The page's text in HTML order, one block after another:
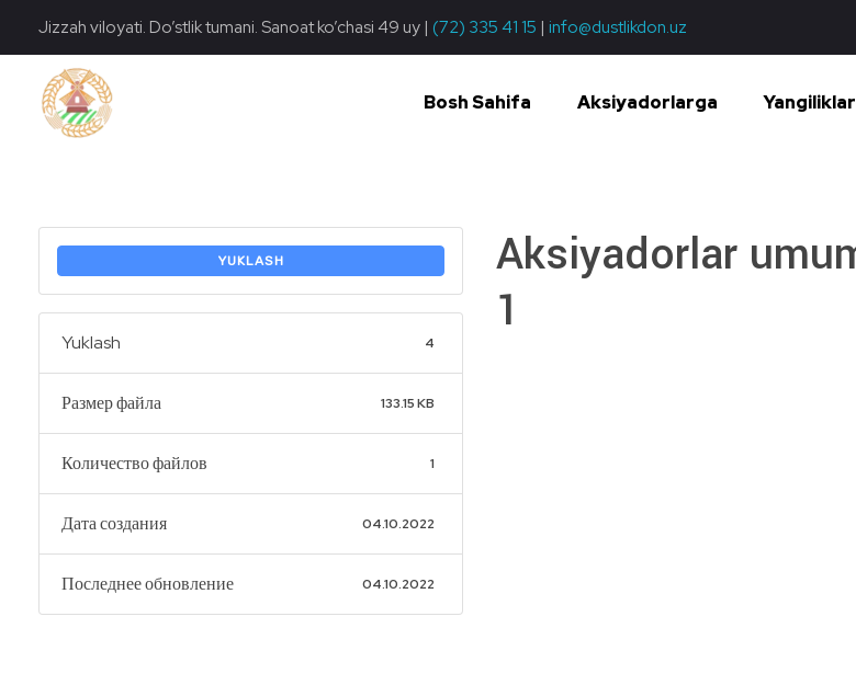
Jizzah viloyati. Do’stlik tumani. Sanoat ko’chasi 49 uy | (72) 335 41 15 | info@dustlikdon.uz
Bosh Sahifa Aksiyadorlarga Yangiliklar
YUKLASH
Yuklash 4
Размер файла 133.15 KB
Количество файлов 1
Дата создания 04.10.2022
Последнее обновление 04.10.2022
Aksiyadorlar
1